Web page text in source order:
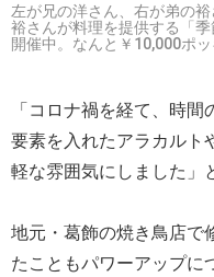
左が兄の洋さん、右が弟の
裕さんが料理を提供する「
開催中。なんと￥10,000ポッ
「コロナ禍を経て、時
要素を入れたアラカルト
軽な雰囲気にしました」
地元・葛飾の焼き鳥店で
たこともパワーアップに